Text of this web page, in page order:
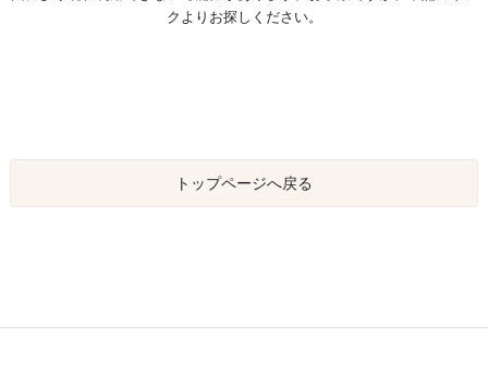
クよりお探しください。
トップページへ戻る